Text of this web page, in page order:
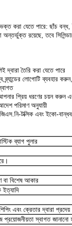
করা যেতে পারে: ছাঁচ
অন্তর্ভুক্ত রয়েছে, তবে
দ্বারা তৈরি করা যেতে পারে
ব্র্যান্ডের লোগোটি
প্রিয় ধরণের চয়ন
পরিমাণ অনুযায়ী
টক্সিক এবং ইকো-
ব্যাগ পুলার
বিশেষ আকার
ইত্যাদি
এবং ক্রেতার দ্বারা
প্রয়োজনীয়তা স্বাগত জানানো